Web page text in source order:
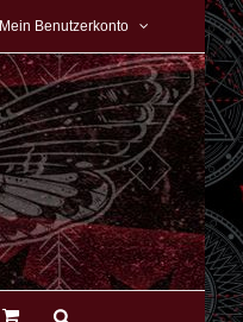
Mein Benutzerkonto